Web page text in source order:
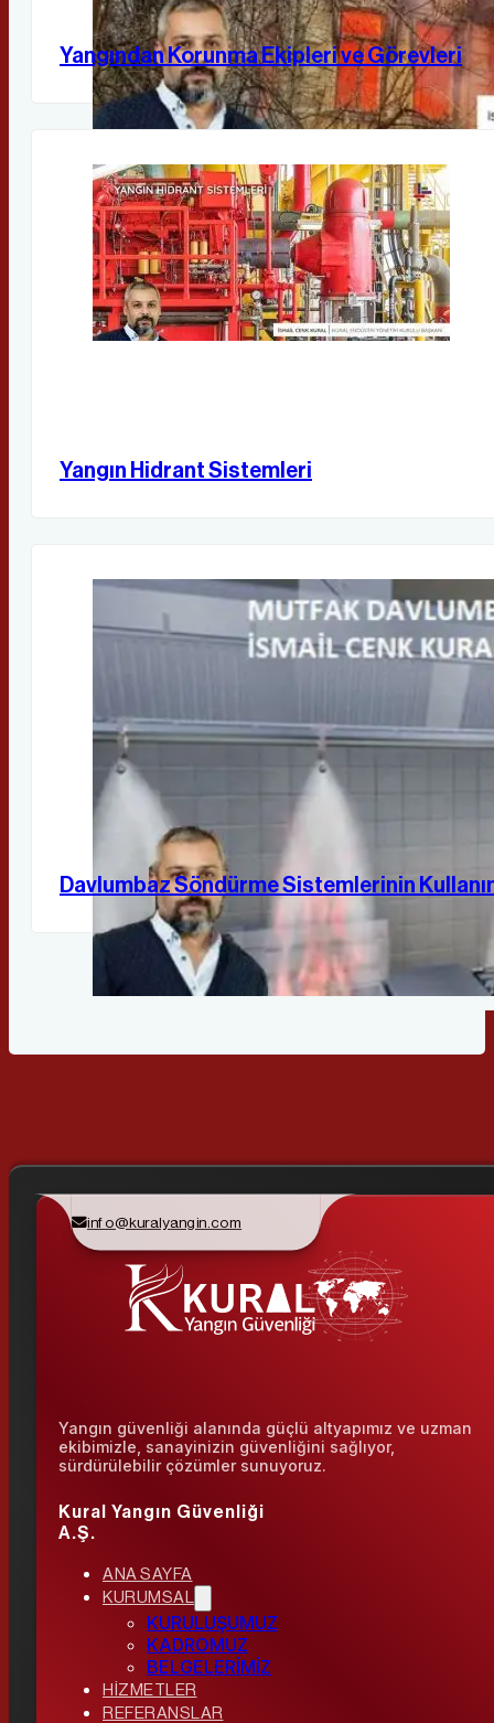
Yangından Korunma Ekipleri ve Görevleri
Yangın Hidrant Sistemleri
Davlumbaz Söndürme Sistemlerinin
info@kuralyangin.com
Yangın güvenliği alanında güçlü altyapımız ve uzman
ekibimizle, sanayinizin güvenliğini sağlıyor,
sürdürülebilir çözümler sunuyoruz.
Kural Yangın Güvenliği
A.Ş.
ANA SAYFA
KURUMSAL
KURULUŞUMUZ
KADROMUZ
BELGELERİMİZ
HİZMETLER
REFERANSLAR